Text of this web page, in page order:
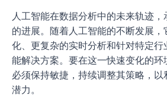
人工智能在数据分析中的未来轨迹
的进展。随着人工智能的不断发展
化、更复杂的实时分析和针对特定行
能解决方案。要在这一快速变化的环
必须保持敏捷，持续调整其策略，
潜力。